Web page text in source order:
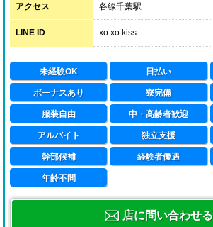
アクセス 各線千葉駅
LINE ID xo.xo.kiss
未経験OK 日払い
ボーナスあり 寮完備
服装自由 中・高齢者歓迎
アルバイト 独立支援
幹部候補 経験者優遇
年齢不問
店に問い合わせる